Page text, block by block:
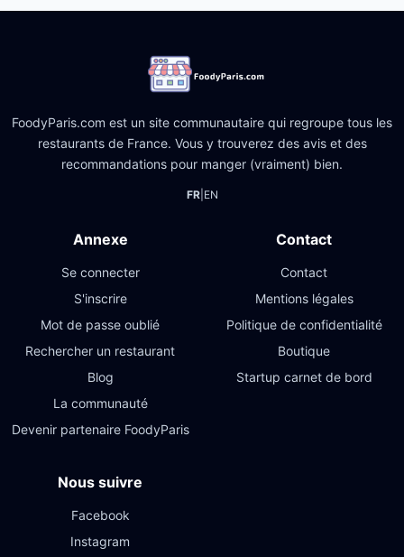
FoodyParis.com est un site communautaire qui regroupe tous les
restaurants de France. Vous y trouverez des avis et des
recommandations pour manger (vraiment) bien.
FR| EN
Annexe
Se connecter
S'inscrire
Mot de passe oublié
Rechercher un restaurant
Blog
La communauté
Devenir partenaire FoodyParis
Contact
Contact
Mentions légales
Politique de confidentialité
Boutique
Startup carnet de bord
Nous suivre
Facebook
Instagram